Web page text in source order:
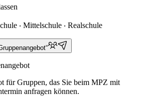
‧ Mittelschule ‧ Realschule
für Gruppen, das Sie beim MPZ mit
anfragen können.